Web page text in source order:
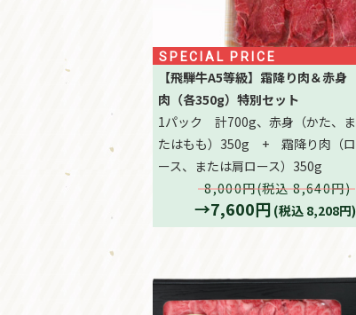
SPECIAL PRICE
【飛騨牛A5等級】霜降り肉＆赤身
肉（各350g）特別セット
1パック 計700g、赤身（かた、ま
たはもも）350g + 霜降り肉（ロ
ース、または肩ロース）350g
8,000円(税込 8,640円)
→7,600円 (税込 8,208円)